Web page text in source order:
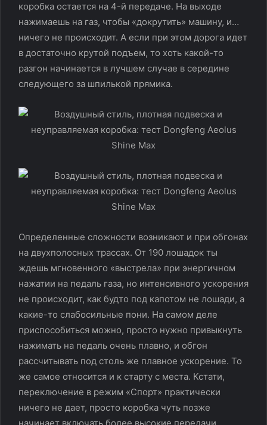
коробка остается на 4-й передаче. На выходе
нажимаешь на газ, чтобы «докрутить» машину, и…
ничего не происходит. А если при этом дорога идет
в достаточно крутой подъем, то хоть какой-то
разгон начинается в лучшем случае в середине
следующего за шпилькой прямика.
Определенные сложности возникают и при обгонах
на двухполосных трассах. От 190 лошадок ты
ждешь мгновенного «выстрела» при энергичном
нажатии на педаль газа, но интенсивного ускорения
не происходит, как будто под капотом не лошади, а
какие-то слабосильные пони. На самом деле
приспособиться можно, просто нужно привыкнуть
нажимать на педаль очень плавно, и обгон
рассчитывать под столь же плавное ускорение. То
же самое относится и к старту с места. Кстати,
переключение в режим «Спорт» практически
ничего не дает, просто коробка чуть позже